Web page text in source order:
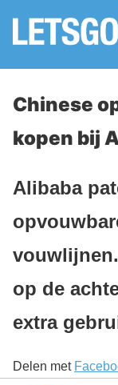
Chinese
kopen bij
Alibaba
op de
extra
Delen met